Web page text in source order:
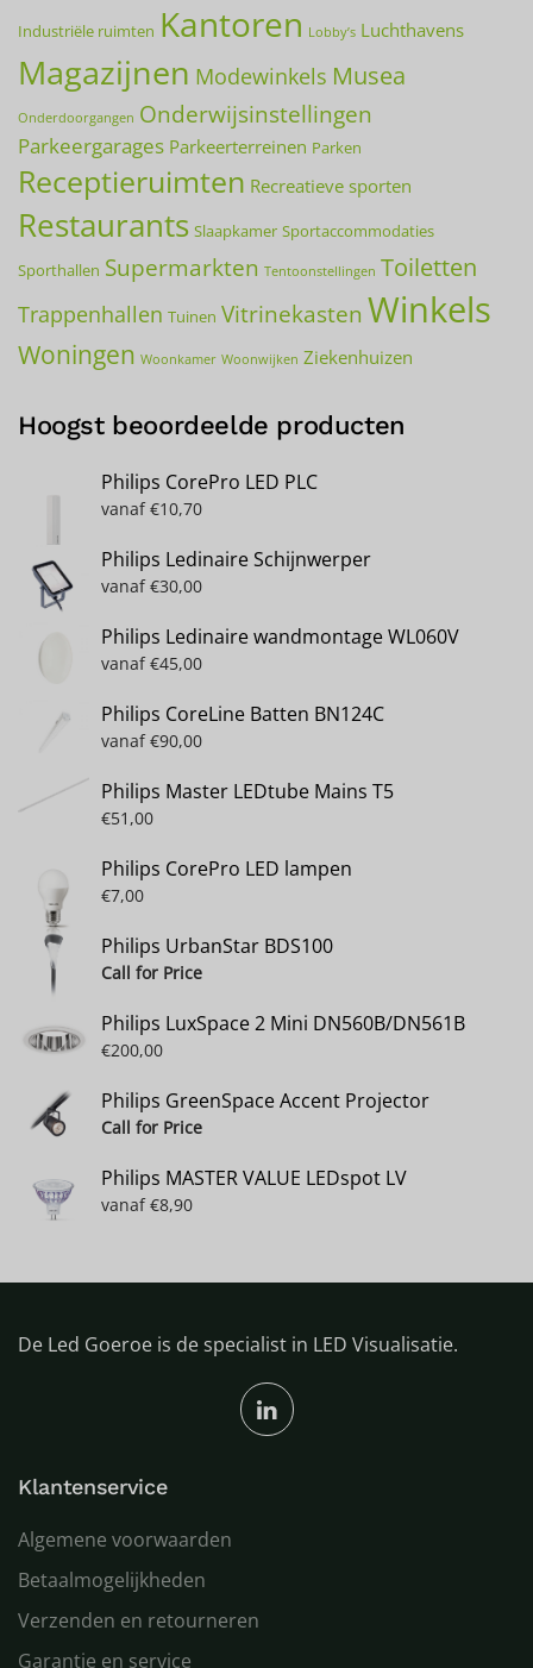
productpagina
Industriële ruimten Kantoren Lobby’s Luchthavens
Magazijnen Modewinkels Musea
Onderdoorgangen Onderwijsinstellingen
Parkeergarages Parkeerterreinen Parken
Receptieruimten Recreatieve sporten
Restaurants Slaapkamer Sportaccommodaties
Sporthallen Supermarkten Tentoonstellingen Toiletten
Trappenhallen Tuinen Vitrinekasten Winkels
Woningen Woonkamer Woonwijken Ziekenhuizen
Hoogst beoordeelde producten
Philips CorePro LED PLC
vanaf €10,70
Philips Ledinaire Schijnwerper
vanaf €30,00
Philips Ledinaire wandmontage WL060V
vanaf €45,00
Philips CoreLine Batten BN124C
vanaf €90,00
Philips Master LEDtube Mains T5
€51,00
Philips CorePro LED lampen
€7,00
Philips UrbanStar BDS100
Call for Price
Philips LuxSpace 2 Mini DN560B/DN561B
€200,00
Philips GreenSpace Accent Projector
Call for Price
Philips MASTER VALUE LEDspot LV
vanaf €8,90
De Led Goeroe is de specialist in LED Visualisatie.
Klantenservice
Algemene voorwaarden
Betaalmogelijkheden
Verzenden en retourneren
Garantie en service